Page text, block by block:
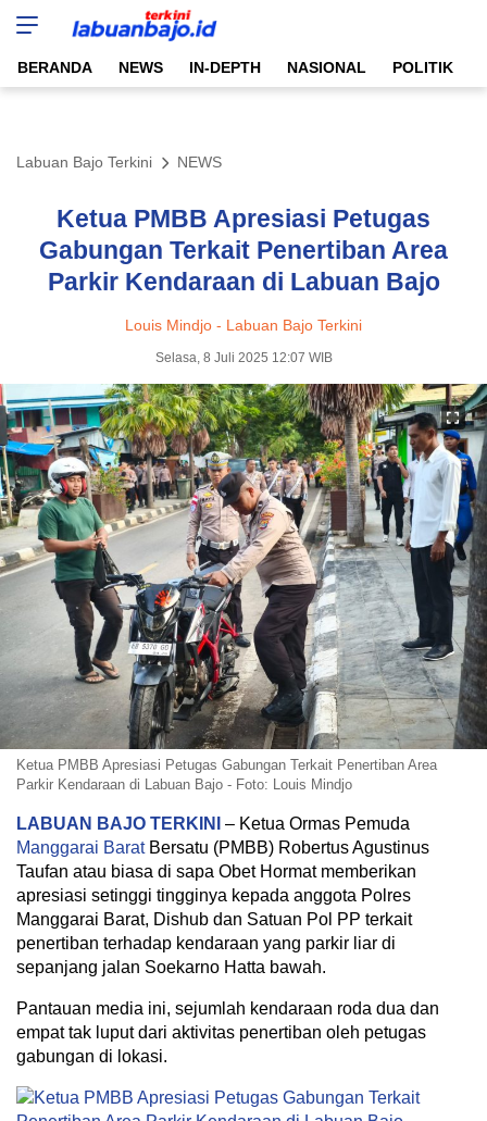
Labuan Bajo Terkini
Aktual & Berimbang
BERANDA NEWS IN-DEPTH NASIONAL POLITIK
Labuan Bajo Terkini NEWS
Ketua PMBB Apresiasi Petugas
Gabungan Terkait Penertiban Area
Parkir Kendaraan di Labuan Bajo
Louis Mindjo - Labuan Bajo Terkini
Selasa, 8 Juli 2025 12:07 WIB
Ketua PMBB Apresiasi Petugas Gabungan Terkait Penertiban Area
Parkir Kendaraan di Labuan Bajo - Foto: Louis Mindjo
LABUAN BAJO TERKINI
– Ketua Ormas Pemuda
Manggarai BaratBersatu (PMBB) Robertus Agustinus
Taufan atau biasa di sapa Obet Hormat memberikan
apresiasi setinggi tingginya kepada anggota Polres
Manggarai Barat, Dishub dan Satuan Pol PP terkait
penertiban terhadap kendaraan yang parkir liar di
sepanjang jalan Soekarno Hatta bawah.
Pantauan media ini, sejumlah kendaraan roda dua dan
empat tak luput dari aktivitas penertiban oleh petugas
gabungan di lokasi.